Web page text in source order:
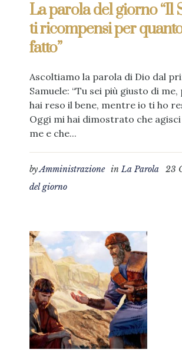
La parola del giorno “Il
ti ricompensi per
fatto”
Ascoltiamo la parola di Dio dal
Samuele: “Tu sei più giusto di
hai reso il bene, mentre io ti ho
Oggi mi hai dimostrato che
me e che...
23
byAmministrazione inLa Parola
del giorno